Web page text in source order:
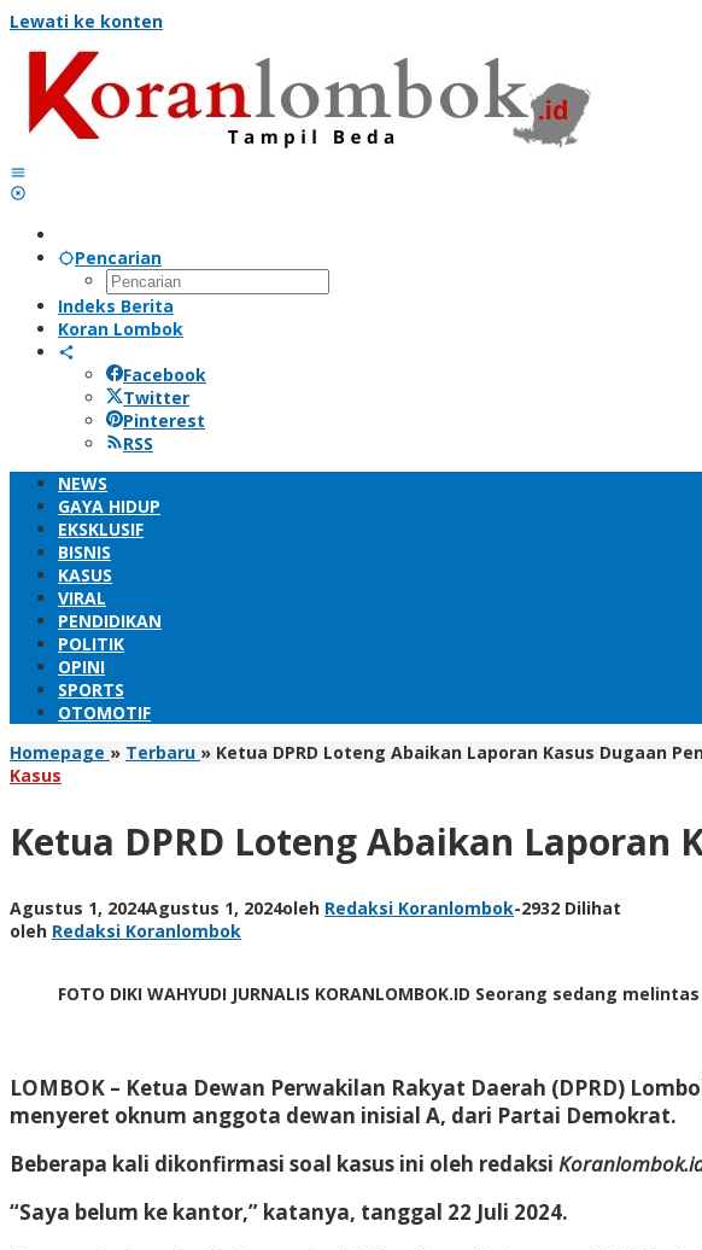
Lewati ke konten
Pencarian
Indeks Berita
Koran Lombok
Facebook
Twitter
Pinterest
RSS
NEWS
GAYA HIDUP
EKSKLUSIF
BISNIS
KASUS
VIRAL
PENDIDIKAN
POLITIK
OPINI
SPORTS
OTOMOTIF
Homepage » Terbaru » Ketua DPRD Loteng Abaikan Laporan Kasus Dugaan
Kasus
Ketua DPRD Loteng Abaikan Laporan
Agustus 1, 2024Agustus 1, 2024oleh Redaksi Koranlombok-2932 Dilihat
oleh Redaksi Koranlombok
FOTO DIKI WAHYUDI JURNALIS KORANLOMBOK.ID Seorang sedang
LOMBOK – Ketua Dewan Perwakilan Rakyat Daerah (DPRD)
menyeret oknum anggota dewan inisial A, dari Partai Demokrat.
Beberapa kali dikonfirmasi soal kasus ini oleh redaksi
“Saya belum ke kantor,” katanya, tanggal 22 Juli 2024.